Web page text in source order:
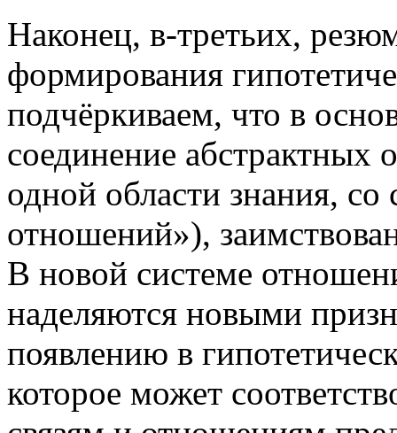
Наконец, в-третьих,
формирования
подчёркиваем, что в
соединение абстрактных
одной области знания, со
отношений»),
В новой системе
наделяются новыми
появлению в
которое может